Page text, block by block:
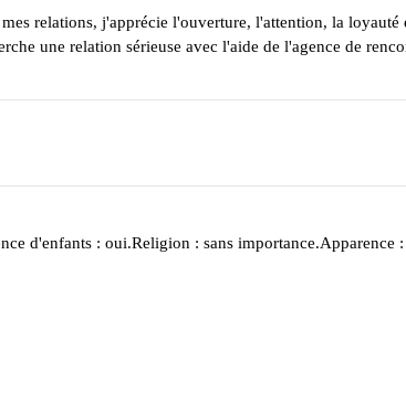
relations, j'apprécie l'ouverture, l'attention, la loyauté
une relation sérieuse avec l'aide de l'agence de
d'enfants : oui.Religion : sans importance.Apparence :